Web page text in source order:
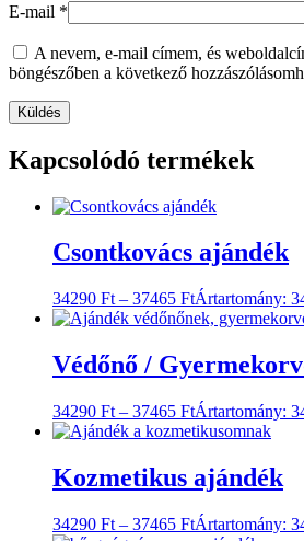
E-mail *
A nevem, e-mail címem, és
böngészőben a következő
Kapcsolódó termékek
Csontkovács ajándék
34290 Ft – 37465 FtÁrtartomány:
Védőnő /
34290 Ft – 37465 FtÁrtartomány:
Kozmetikus ajándék
34290 Ft – 37465 FtÁrtartomány: